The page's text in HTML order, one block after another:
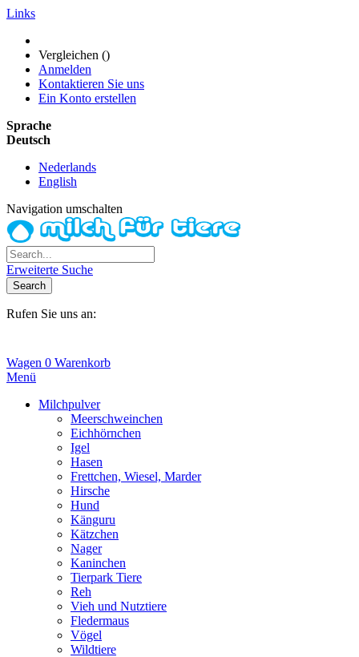
Links
Vergleichen ()
Anmelden
Kontaktieren Sie uns
Ein Konto erstellen
Sprache
Deutsch
Nederlands
English
Navigation umschalten
Erweiterte Suche
Search
Rufen Sie uns an:
Wagen 0 Warenkorb
Menü
Milchpulver
Meerschweinchen
Eichhörnchen
Igel
Hasen
Frettchen, Wiesel, Marder
Hirsche
Hund
Känguru
Kätzchen
Nager
Kaninchen
Tierpark Tiere
Reh
Vieh und Nutztiere
Fledermaus
Vögel
Wildtiere